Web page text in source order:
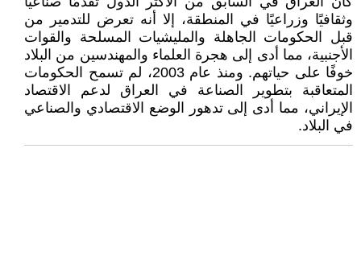
وثقافيًا وزراعيًا في المنطقة، إلا أنه تعرض للتدمير من
قبل الحكومات الجاهلة والمليشيات المسلحة والقوات
الأجنبية، مما أدى إلى هجرة العلماء والمهندسين من البلاد
خوفًا على حياتهم. ومنذ عام 2003، لم تسمح الحكومات
المتعاقبة بتطوير الصناعة في العراق لدعم الاقتصاد
الإيراني، مما أدى إلى تدهور الوضع الاقتصادي والصناعي
في البلاد.